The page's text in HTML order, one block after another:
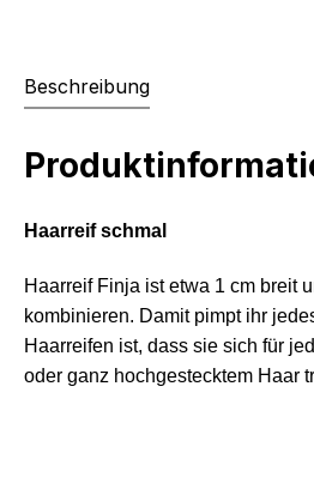
Beschreibung
Haarreif schmal
Haarreif Finja ist etwa 1 cm breit
kombinieren. Damit pimpt ihr
Haarreifen ist, dass sie sich für
oder ganz hochgestecktem Haar